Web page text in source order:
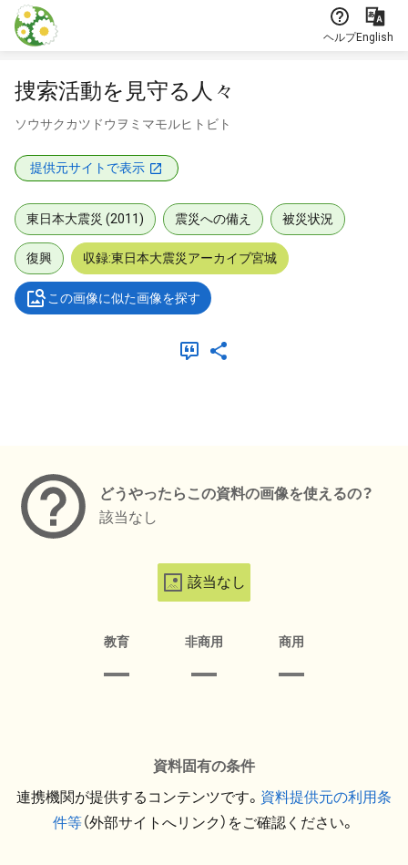
本文に飛ぶ
ヘルプEnglish
捜索活動を見守る人々
ソウサクカツドウヲミマモルヒトビト
提供元サイトで表示
東日本大震災 (2011) 震災への備え 被災状況
復興 収録:東日本大震災アーカイブ宮城
この画像に似た画像を探す
どうやったらこの資料の画像を使えるの？
該当なし
該当なし
教育 非商用 商用
資料固有の条件
連携機関が提供するコンテンツです。 資料提供元の利用条
件等（外部サイトへリンク）をご確認ください。